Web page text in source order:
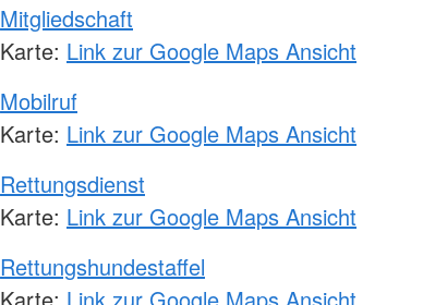
Mitgliedschaft
Karte: Link zur Google Maps Ansicht
Mobilruf
Karte: Link zur Google Maps Ansicht
Rettungsdienst
Karte: Link zur Google Maps Ansicht
Rettungshundestaffel